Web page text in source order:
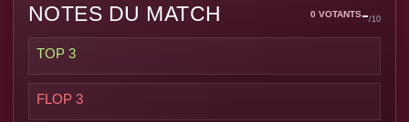
NOTES DU MATCH 0 VOTANTS-/10
TOP 3
FLOP 3